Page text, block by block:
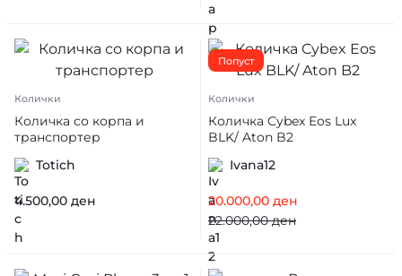
Колички
Количка со корпа и
транспортер
Totich
4.500,00 ден
Попуст
Колички
Количка Cybex Eos Lux
BLK/ Aton B2
Ivana12
22.000,00ден
20.000,00 ден